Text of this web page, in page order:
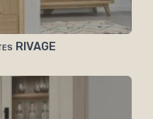
RIVAGE